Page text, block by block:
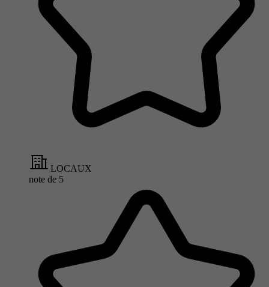
LOCAUX
note de 5